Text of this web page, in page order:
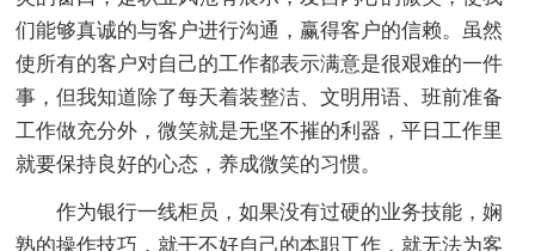
们能够真诚的与客户进行沟通，赢得客户的信赖。虽然
使所有的客户对自己的工作都表示满意是很艰难的一件
事，但我知道除了每天着装整洁、文明用语、班前准备
工作做充分外，微笑就是无坚不摧的利器，平日工作里
就要保持良好的心态，养成微笑的习惯。
作为银行一线柜员，如果没有过硬的业务技能，娴
熟的操作技巧，就干不好自己的本职工作，就无法为客